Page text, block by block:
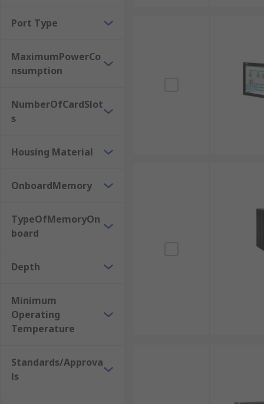
Port Type
MaximumPowerCo
nsumption
NumberOfCardSlot
s
Housing Material
OnboardMemory
TypeOfMemoryOn
board
Depth
Minimum
Operating
Temperature
Standards/Approva
ls